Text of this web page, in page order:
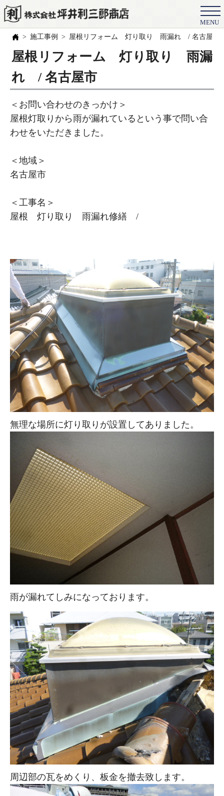
会社概要
選ばれる理由
施工事例
お客様の声
スタッフ
職人紹介
ブログ
よくある質問
豆知識
MENU
施工事例 屋根リフォーム 灯り取り 雨漏れ / 名古屋市
屋根リフォーム 灯り取り 雨漏
れ / 名古屋市
＜お問い合わせのきっかけ＞
屋根灯取りから雨が漏れているという事で問い合
わせをいただきました。
＜地域＞
名古屋市
＜工事名＞
屋根 灯り取り 雨漏れ修繕 /
無理な場所に灯り取りが設置してありました。
雨が漏れてしみになっております。
周辺部の瓦をめくり、板金を撤去致します。